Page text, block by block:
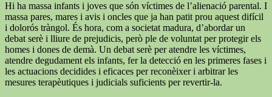
Hi ha massa infants i joves que són víctimes de l’alienació parental. I
massa pares, mares i avis i oncles que ja han patit prou aquest difícil
i dolorós tràngol. És hora, com a societat madura, d’abordar un
debat serè i lliure de prejudicis, però ple de voluntat per protegir els
homes i dones de demà. Un debat serè per atendre les víctimes,
atendre degudament els infants, fer la detecció en les primeres fases i
les actuacions decidides i eficaces per reconèixer i arbitrar les
mesures terapèutiques i judicials suficients per revertir-la.